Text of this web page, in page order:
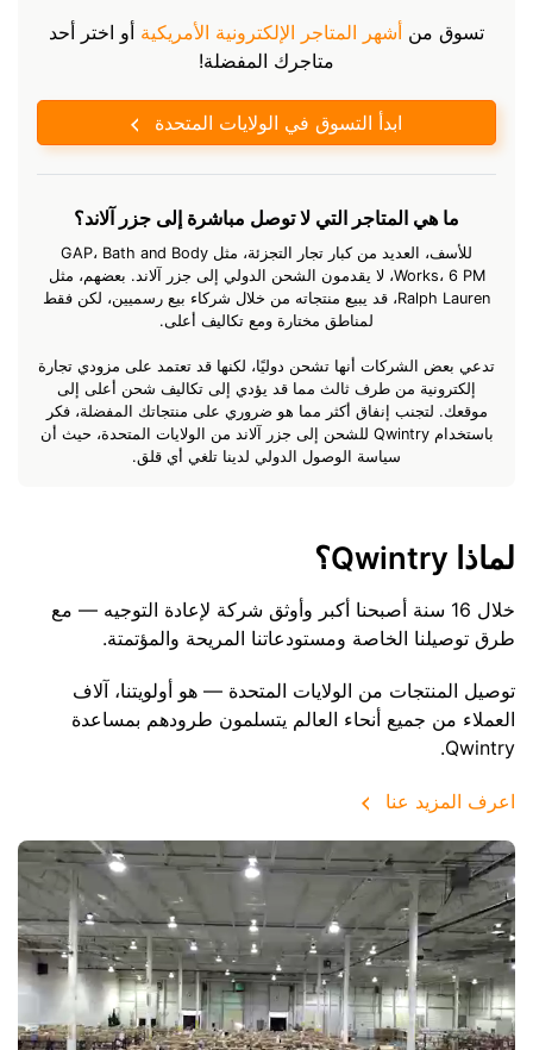
تسوق من أشهر المتاجر الإلكترونية الأمريكية أو اختر أحد
متاجرك المفضلة!
ابدأ التسوق في الولايات المتحدة
ما هي المتاجر التي لا توصل مباشرة إلى جزر آلاند؟
للأسف، العديد من كبار تجار التجزئة، مثل GAP، Bath and Body
Works، 6 PM، لا يقدمون الشحن الدولي إلى جزر آلاند. بعضهم، مثل
Ralph Lauren، قد يبيع منتجاته من خلال شركاء بيع رسميين، لكن فقط
لمناطق مختارة ومع تكاليف أعلى.
تدعي بعض الشركات أنها تشحن دوليًا، لكنها قد تعتمد على مزودي تجارة
إلكترونية من طرف ثالث مما قد يؤدي إلى تكاليف شحن أعلى إلى
موقعك. لتجنب إنفاق أكثر مما هو ضروري على منتجاتك المفضلة، فكر
باستخدام Qwintry للشحن إلى جزر آلاند من الولايات المتحدة، حيث أن
سياسة الوصول الدولي لدينا تلغي أي قلق.
لماذا Qwintry؟
خلال 16 سنة أصبحنا أكبر وأوثق شركة لإعادة التوجيه — مع
طرق توصيلنا الخاصة ومستودعاتنا المريحة والمؤتمتة.
توصيل المنتجات من الولايات المتحدة — هو أولويتنا، آلاف
العملاء من جميع أنحاء العالم يتسلمون طرودهم بمساعدة
Qwintry.
اعرف المزيد عنا